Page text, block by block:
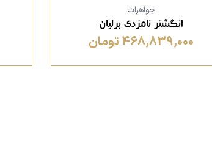
جواهرات
انگشتر نامزدی برلیان
468,839,000 تومان